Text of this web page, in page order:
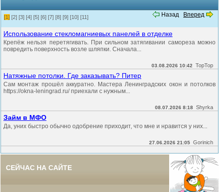
Назад Вперед
[1] [2] [3] [4] [5] [6] [7] [8] [9] [10] [11]
Использование стекломагниевых панелей в отделке
Крепёж нельзя перетягивать. При сильном затягивании самореза можно
повредить поверхность возле шляпки. Сначала...
03.08.2026 10:42 TopTop
Натяжные потолки. Где заказывать? Питер
Сам монтаж прошёл аккуратно. Мастера Ленинградских окон и потолков
https://okna-leningrad.ru/ приехали с нужным...
08.07.2026 8:18 Shyrka
Займ в МФО
Да, уних быстро обычно одобрение приходит, что мне и нравится у них...
27.06.2026 21:05 Gorinich
СЕЙЧАС НА САЙТЕ